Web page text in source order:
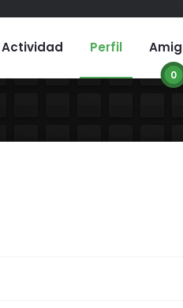
Actividad Perfil
0